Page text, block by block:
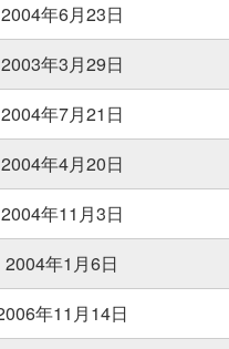
2004年6月23日
2003年3月29日
2004年7月21日
2004年4月20日
2004年11月3日
2004年1月6日
年11月14日